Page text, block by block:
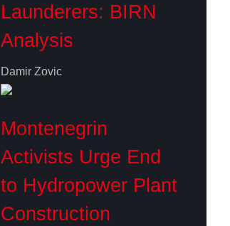
Launderers: BIRN
Analysis
Damir Zovic
Montenegrin
Activists Urge End
to Hydropower Plant
Construction